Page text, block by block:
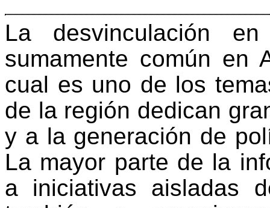
La desvinculación
sumamente común en
cual es uno de los
de la región dedican
y a la generación de
La mayor parte de la
a iniciativas aisladas